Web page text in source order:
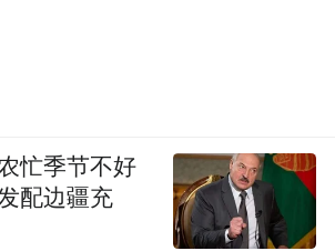
忙季节不好
配边疆充